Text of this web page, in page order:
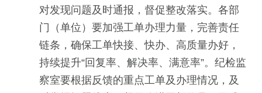
对发现问题及时通报，督促整改落实。各部
门（单位）要加强工单办理力量，完善责任
链条，确保工单快接、快办、高质量办好，
持续提升“回复率、解决率、满意率”。纪检监
察室要根据反馈的重点工单及办理情况，及